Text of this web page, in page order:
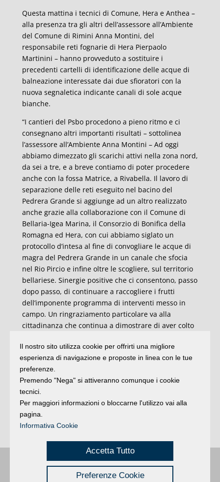
Questa mattina i tecnici di Comune, Hera e Anthea –
alla presenza tra gli altri dell’assessore all’Ambiente
del Comune di Rimini Anna Montini, del
responsabile reti fognarie di Hera Pierpaolo
Martinini – hanno provveduto a sostituire i
precedenti cartelli di identificazione delle acque di
balneazione interessate dai due sfioratori con la
nuova segnaletica indicante canali di sole acque
bianche.
“I cantieri del Psbo procedono a pieno ritmo e ci
consegnano altri importanti risultati – sottolinea
l’assessore all’Ambiente Anna Montini – Ad oggi
abbiamo dimezzato gli scarichi attivi nella zona nord,
da sei a tre, e a breve contiamo di poter procedere
anche con la fossa Matrice, a Rivabella. Il lavoro di
separazione delle reti eseguito nel bacino del
Pedrera Grande si aggiunge ad un altro realizzato
anche grazie alla collaborazione con il Comune di
Bellaria-Igea Marina, il Consorzio di Bonifica della
Romagna ed Hera, con cui abbiamo siglato un
protocollo d’intesa al fine di convogliare le acque di
magra del Pedrera Grande in un canale che sfocia
nel Rio Pircio e infine oltre le scogliere, sul territorio
bellariese. Sinergie positive che ci consentono, passo
dopo passo, di continuare a raccogliere i frutti
dell’imponente programma di interventi messo in
campo. Un ringraziamento particolare va alla
cittadinanza che continua a dimostrare di aver colto
garantire la balneabilità del mare anche in caso di
precipitazioni. Ricordo inoltre che di pari passo alla
separazione della rete nord procede il cantiere di
piazzale Kennedy, che entro la prossima estate ci
riconsegnerà una imponente infrastruttura di
accumulo e laminazione delle acque, con un volume
complessivo di 39.000 metri cubi, oltre alla Dorsale
Sud in via di completamento”.
Buongiorno:Riminié una testata registrata presso il Tribunale di Rimini
registrazione n. 2 /28/02/2012| © 2024 buongiornoRimini
Il nostro sito utilizza cookie per offrirti una migliore
esperienza di navigazione e proposte in linea con le tue
preferenze.
Premendo "Nega" si attiveranno comunque i cookie
tecnici.
Per maggiori informazioni o bloccarne l'utilizzo vai alla
pagina.
Informativa Cookie
Accetta Tutto
Preferenze Cookie